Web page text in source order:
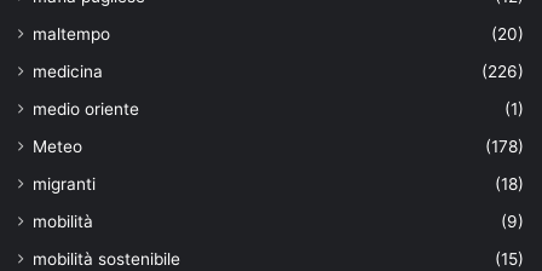
maltempo
(20)
medicina
(226)
medio oriente
(1)
Meteo
(178)
migranti
(18)
mobilità
(9)
mobilità sostenibile
(15)